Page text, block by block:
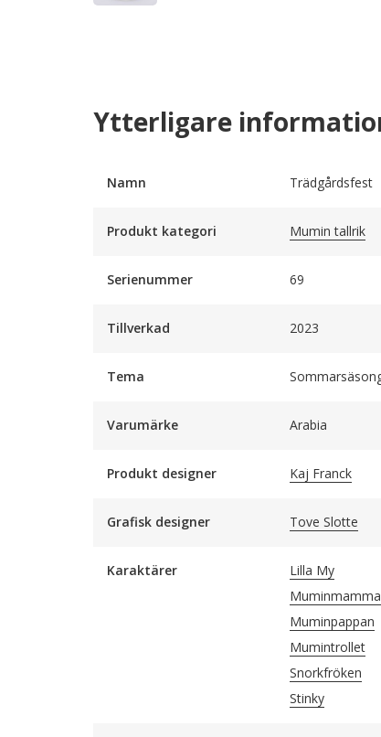
Ytterligare
Namn Trädgårdsfest
Produkt kategori Mumin tallrik
Serienummer 69
Tillverkad 2023
Tema
Varumärke Arabia
Produkt designer Kaj Franck
Grafisk designer Tove Slotte
Karaktärer
Lilla My
Muminpappan
Mumintrollet
Snorkfröken
Stinky